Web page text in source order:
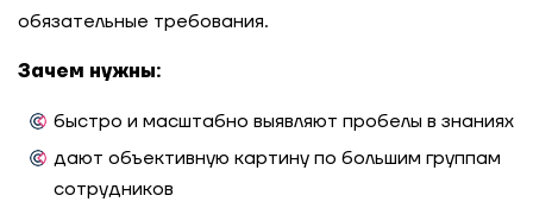
обязательные требования.
Зачем нужны:
быстро и масштабно выявляют пробелы в знаниях
дают объективную картину по большим группам
сотрудников